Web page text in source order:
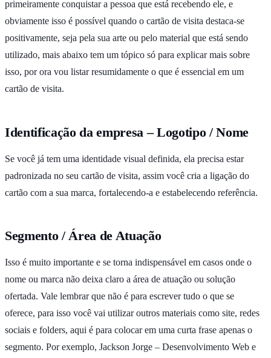
primeiramente conquistar a pessoa que está recebendo ele, e
obviamente isso é possível quando o cartão de visita destaca-se
positivamente, seja pela sua arte ou pelo material que está sendo
utilizado, mais abaixo tem um tópico só para explicar mais sobre
isso, por ora vou listar resumidamente o que é essencial em um
cartão de visita.
Identificação da empresa – Logotipo / Nome
Se você já tem uma identidade visual definida, ela precisa estar
padronizada no seu cartão de visita, assim você cria a ligação do
cartão com a sua marca, fortalecendo-a e estabelecendo referência.
Segmento / Área de Atuação
Isso é muito importante e se torna indispensável em casos onde o
nome ou marca não deixa claro a área de atuação ou solução
ofertada. Vale lembrar que não é para escrever tudo o que se
oferece, para isso você vai utilizar outros materiais como site, redes
sociais e folders, aqui é para colocar em uma curta frase apenas o
segmento. Por exemplo, Jackson Jorge – Desenvolvimento Web e